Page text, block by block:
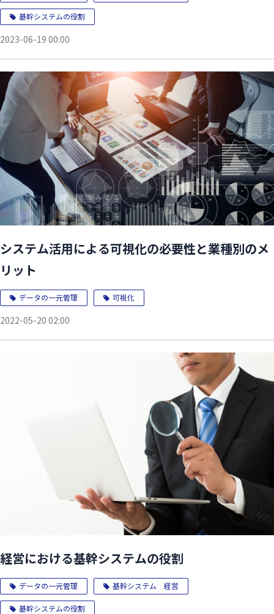
基幹システムの役割
2023-06-19 00:00
システム活用による可視化の必要性と業種別のメ
リット
データの一元管理 可視化
2022-05-20 02:00
経営における基幹システムの役割
データの一元管理 基幹システム 経営
基幹システムの役割